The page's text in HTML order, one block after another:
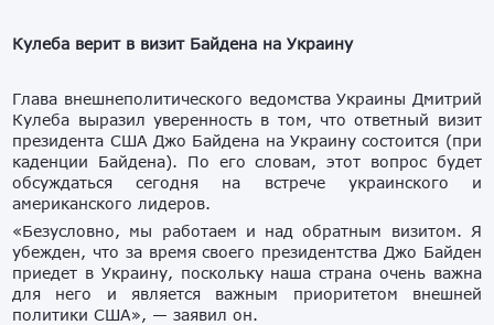
Кулеба верит в визит Байдена на Украину
Глава внешнеполитического ведомства Украины Дмитрий
Кулеба выразил уверенность в том, что ответный визит
президента США Джо Байдена на Украину состоится (при
каденции Байдена). По его словам, этот вопрос будет
обсуждаться сегодня на встрече украинского и
американского лидеров.
«Безусловно, мы работаем и над обратным визитом. Я
убежден, что за время своего президентства Джо Байден
приедет в Украину, поскольку наша страна очень важна
для него и является важным приоритетом внешней
политики США», — заявил он.